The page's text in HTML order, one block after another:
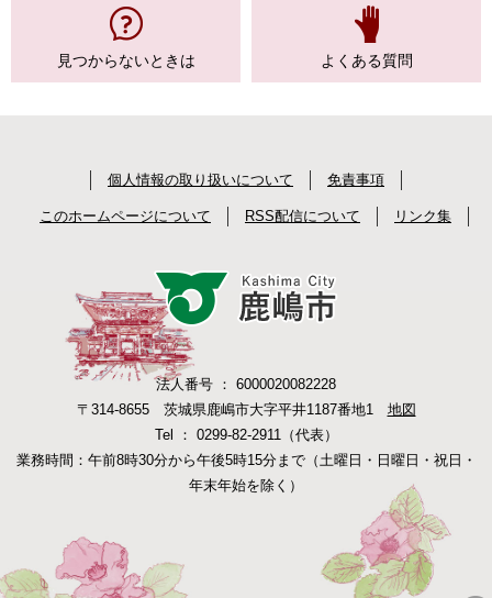
見つからないときは よくある質問
個人情報の取り扱いについて 免責事項
このホームページについて RSS配信について リンク集
法人番号 ： 6000020082228
〒314-8655 茨城県鹿嶋市大字平井1187番地1 地図
Tel ： 0299-82-2911（代表）
業務時間：午前8時30分から午後5時15分まで（土曜日・日曜日・祝日・
年末年始を除く）